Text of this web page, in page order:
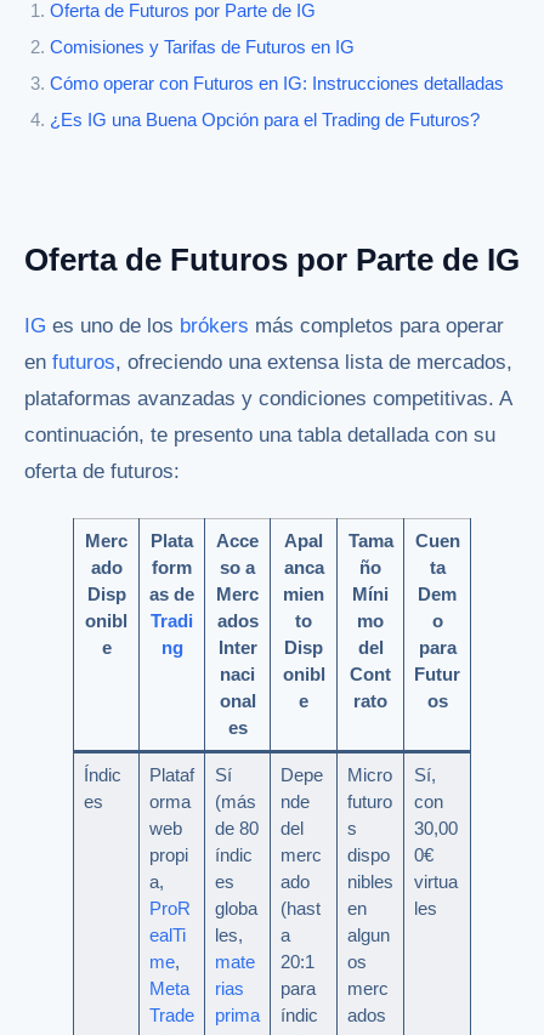
Oferta de Futuros por Parte de IG
Comisiones y Tarifas de Futuros en IG
Cómo operar con Futuros en IG: Instrucciones detalladas
¿Es IG una Buena Opción para el Trading de Futuros?
Oferta de Futuros por Parte de IG
IG es uno de los brókers más completos para operar
en futuros, ofreciendo una extensa lista de mercados,
plataformas avanzadas y condiciones competitivas. A
continuación, te presento una tabla detallada con su
oferta de futuros:
Merc
ado
Disp
onibl
e
Plata
form
as de
Tradi
ng
Acce
so a
Merc
ados
Inter
naci
onal
es
Apal
anca
mien
to
Disp
onibl
e
Tama
ño
Míni
mo
del
Cont
rato
Cuen
ta
Dem
o
para
Futur
os
Índic
es
Plataf
orma
web
propi
a,
ProR
ealTi
me,
Meta
Trade
Sí
(más
de 80
índic
es
globa
les,
mate
rias
prima
Depe
nde
del
merc
ado
(hast
a
20:1
para
índic
Micro
futuro
s
dispo
nibles
en
algun
os
merc
ados
Sí,
con
30,00
0€
virtua
les